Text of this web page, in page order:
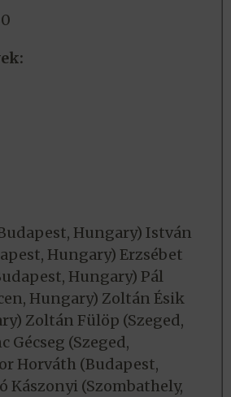
Hungary) István
Hungary) Erzsébet
Hungary) Pál
Hungary) Zoltán Ésik
Zoltán Fülöp (Szeged,
Gécseg (Szeged,
Horváth (Budapest,
Kászonyi (Szombathely,